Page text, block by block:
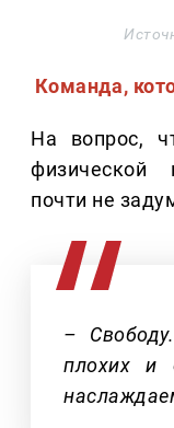
Команда,
На вопрос,
физической
почти не
–
плохих и